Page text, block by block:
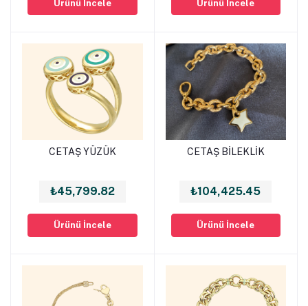
Ürünü İncele Ürünü İncele
Sepete Ekle
CETAŞ YÜZÜK
₺45,799.82
Ürünü İncele
Sepete Ekle
CETAŞ BİLEKLİK
₺104,425.45
Ürünü İncele